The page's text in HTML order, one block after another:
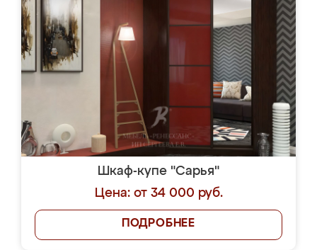
Шкаф-купе "Сарья"
Цена: от 34 000 руб.
ПОДРОБНЕЕ